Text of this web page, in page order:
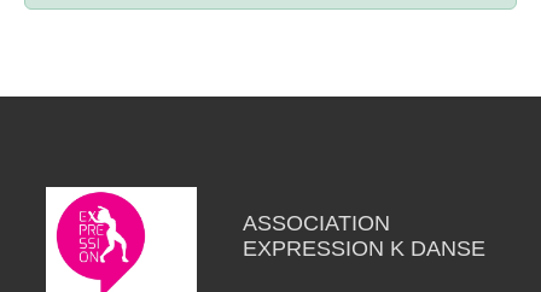
ASSOCIATION
EXPRESSION K DANSE